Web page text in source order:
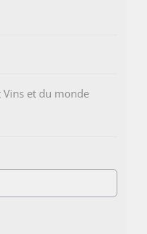
Vins et du monde